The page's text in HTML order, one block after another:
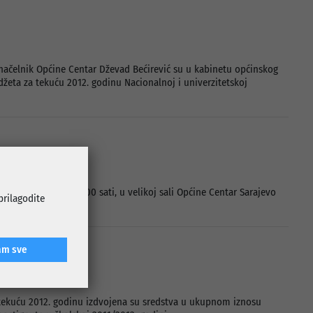
Općine Centar Dževad Bećirević su u kabinetu općinskog
za tekuću 2012. godinu Nacionalnoj i univerzitetskoj
godine u 10,00 sati, u velikoj sali Općine Centar Sarajevo
2012. godinu izdvojena su sredstva u ukupnom iznosu
sve